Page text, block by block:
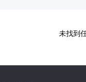
未找到